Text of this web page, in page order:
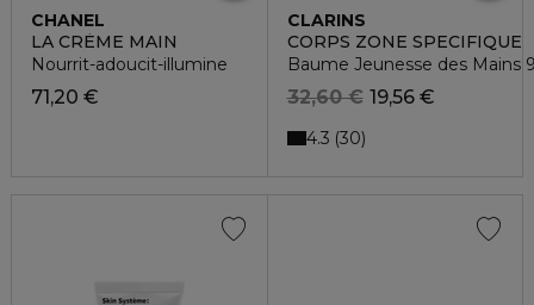
CHANEL
LA CRÈME MAIN
Nourrit-adoucit-illumine
71,20 €
CLARINS
CORPS ZONE SPECIFIQUE
Baume Jeunesse des Mains
19,56 €
32,60 €
4.3 30